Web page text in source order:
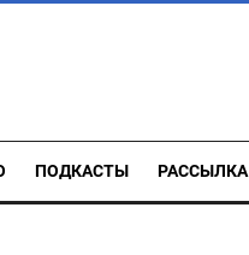
ПОДКАСТЫ РАССЫЛКА